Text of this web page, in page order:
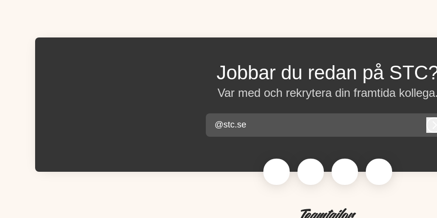
Jobbar du redan på
Var med och rekrytera din framtida kollega.
@stc.se